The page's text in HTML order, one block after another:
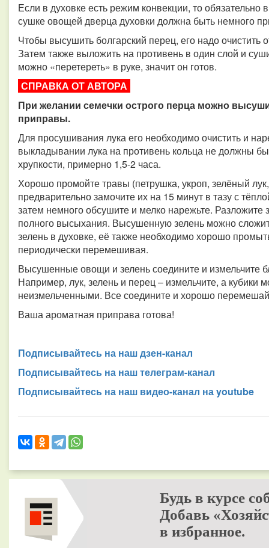
Если в духовке есть режим конвекции, то обязательно
сушке овощей дверца духовки должна быть немного
Чтобы высушить болгарский перец, его надо очистить
Затем также выложить на противень в один слой и
можно «перетереть» в руке, значит он готов.
СПРАВКА ОТ АВТОРА
При желании семечки острого перца можно
приправы.
Для просушивания лука его необходимо очистить и
выкладывании лука на противень кольца не должны
хрупкости, примерно 1,5-2 часа.
Хорошо промойте травы (петрушка, укроп, зелёный
предварительно замочите их на 15 минут в тазу с
затем немного обсушите и мелко нарежьте. Разложите
полного высыхания. Высушенную зелень можно
зелень в духовке, её также необходимо хорошо
периодически перемешивая.
Высушенные овощи и зелень соедините и измельчите
Например, лук, зелень и перец – измельчите, а кубики
неизмельченными. Все соедините и хорошо
Ваша ароматная приправа готова!
Подписывайтесь на наш дзен-канал
Подписывайтесь на наш телеграм-канал
Подписывайтесь на наш видео-канал на youtube
Будь в курсе
Добавь
в избранное.